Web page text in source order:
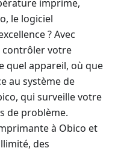
imprime,
le logiciel
? Avec
contrôler votre
quel appareil, où que
au système de
qui surveille votre
de problème.
à Obico et
des